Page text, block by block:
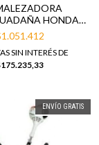
HONDA
1.8HP 47,9CC
SIN INTERÉS DE
ENVÍO GRATIS